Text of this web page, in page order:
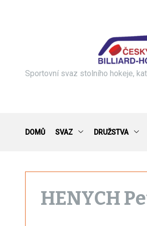
Sportovní svaz stolního hokeje,
DOMŮ SVAZ DRUŽSTVA
HENYCH